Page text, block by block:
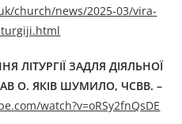
church/news/2025-03/vira-
ЛІТУРГІЇ ЗАДЛЯ ДІЯЛЬНОЇ
О. ЯКІВ ШУМИЛО, ЧСВВ.–
watch?v=oRSy2fnQsDE